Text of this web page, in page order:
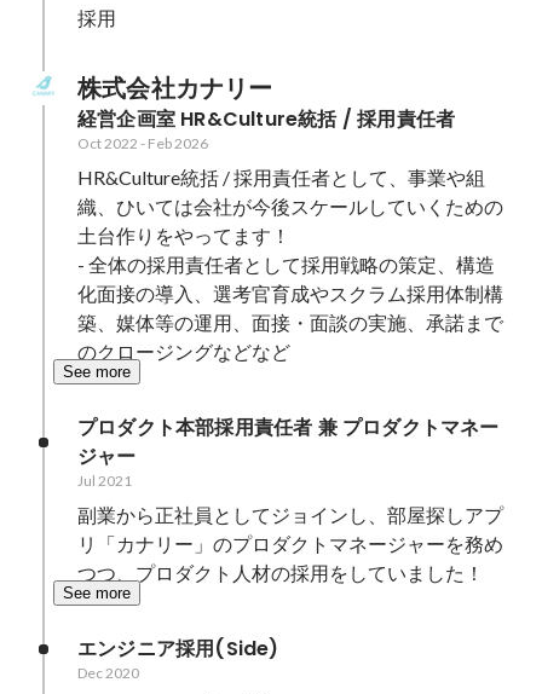
採用
株式会社カナリー
経営企画室 HR&Culture統括 / 採用責任者
Oct 2022 - Feb 2026
HR&Culture統括 / 採用責任者として、事業や組
織、ひいては会社が今後スケールしていくための
土台作りをやってます！
- 全体の採用責任者として採用戦略の策定、構造
化面接の導入、選考官育成やスクラム採用体制構
築、媒体等の運用、面接・面談の実施、承諾まで
のクロージングなどなど
See more
プロダクト本部採用責任者 兼 プロダクトマネー
ジャー
Jul 2021
副業から正社員としてジョインし、部屋探しアプ
リ「カナリー」のプロダクトマネージャーを務め
つつ、プロダクト人材の採用をしていました！
See more
エンジニア採用(Side)
Dec 2020